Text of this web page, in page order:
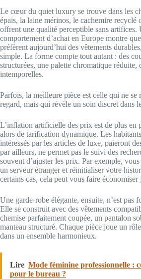
Le cœur du quiet luxury se trouve dans les
épais, la laine mérinos, le cachemire recyclé
offrent une qualité perceptible sans artifices.
comportement d’achat en Europe montre que
préfèrent aujourd’hui des vêtements
simple. La forme compte tout autant : des
structurées, une palette chromatique réduite,
intemporelles.
Parfois, la meilleure pièce est celle qui ne se
regard, mais qui révèle un soin discret dans
L’inflation artificielle des prix est de plus en
alors de tarification dynamique. Les
intéressés par les articles de luxe, paieront
par ailleurs, ne permet pas le suivi des
souvent d’ajuster les prix. Par exemple,
un serveur étranger et réinitialiser votre
certains cas, cela peut vous faire économiser
Une garde-robe élégante, ensuite, n’est pas
Elle se construit avec des vêtements
chemise parfaitement coupée, un pantalon
manteau structuré. Chaque pièce joue un
dans un ensemble harmonieux.
Lire Mode féminine professionnelle :
pour le bureau ?